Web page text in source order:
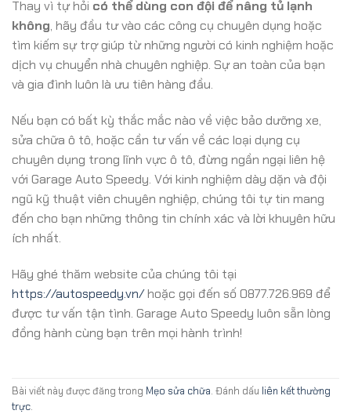
Thay vì tự hỏi có thể dùng con đội để nâng tủ lạnh
không, hãy đầu tư vào các công cụ chuyên dụng hoặc
tìm kiếm sự trợ giúp từ những người có kinh nghiệm hoặc
dịch vụ chuyển nhà chuyên nghiệp. Sự an toàn của bạn
và gia đình luôn là ưu tiên hàng đầu.
Nếu bạn có bất kỳ thắc mắc nào về việc bảo dưỡng xe,
sửa chữa ô tô, hoặc cần tư vấn về các loại dụng cụ
chuyên dụng trong lĩnh vực ô tô, đừng ngần ngại liên hệ
với Garage Auto Speedy. Với kinh nghiệm dày dặn và đội
ngũ kỹ thuật viên chuyên nghiệp, chúng tôi tự tin mang
đến cho bạn những thông tin chính xác và lời khuyên hữu
ích nhất.
Hãy ghé thăm website của chúng tôi tại
https://autospeedy.vn/hoặc gọi đến số 0877.726.969 để
được tư vấn tận tình. Garage Auto Speedy luôn sẵn lòng
đồng hành cùng bạn trên mọi hành trình!
Bài viết này được đăng trong Mẹo sửa chữa. Đánh dấu liên kết thường
trực.